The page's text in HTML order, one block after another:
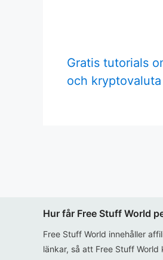
Gratis tutorials
och kryptovaluta
Hur får Free Stuff World
Free Stuff World innehåller
länkar, så att Free Stuff